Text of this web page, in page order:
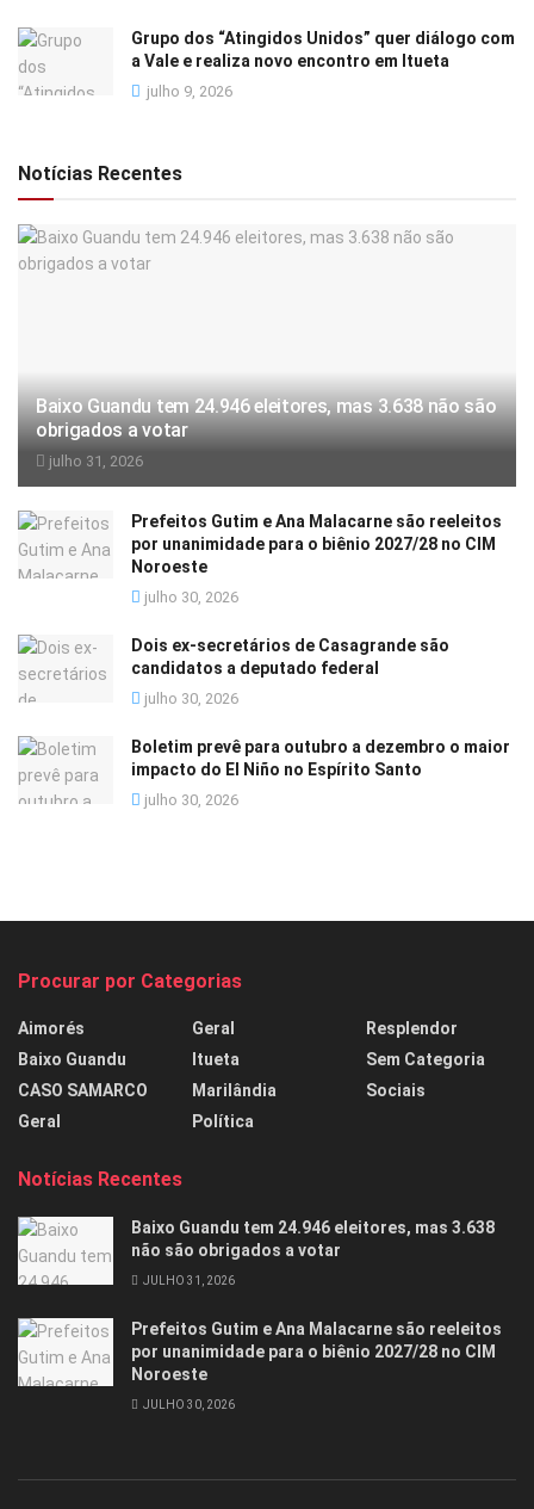
Grupo dos “Atingidos Unidos” quer diálogo com
a Vale e realiza novo encontro em Itueta
julho 9, 2026
Notícias Recentes
Baixo Guandu tem 24.946 eleitores, mas 3.638 não são
obrigados a votar
julho 31, 2026
Prefeitos Gutim e Ana Malacarne são reeleitos
por unanimidade para o biênio 2027/28 no CIM
Noroeste
julho 30, 2026
Dois ex-secretários de Casagrande são
candidatos a deputado federal
julho 30, 2026
Boletim prevê para outubro a dezembro o maior
impacto do El Niño no Espírito Santo
julho 30, 2026
Procurar por Categorias
Aimorés
Baixo Guandu
CASO SAMARCO
Geral
Geral
Itueta
Marilândia
Política
Resplendor
Sem Categoria
Sociais
Notícias Recentes
Baixo Guandu tem 24.946 eleitores, mas 3.638
não são obrigados a votar
JULHO 31, 2026
Prefeitos Gutim e Ana Malacarne são reeleitos
por unanimidade para o biênio 2027/28 no CIM
Noroeste
JULHO 30, 2026